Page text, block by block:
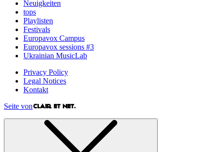
Neuigkeiten
tops
Playlisten
Festivals
Europavox Campus
Europavox sessions #3
Ukrainian MusicLab
Privacy Policy
Legal Notices
Kontakt
Seite von